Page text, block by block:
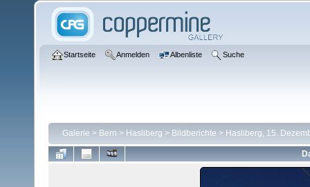
Startseite Anmelden Albenliste Suche
Galerie > Bern > Hasliberg > Bildberichte > Hasliberg, 15.